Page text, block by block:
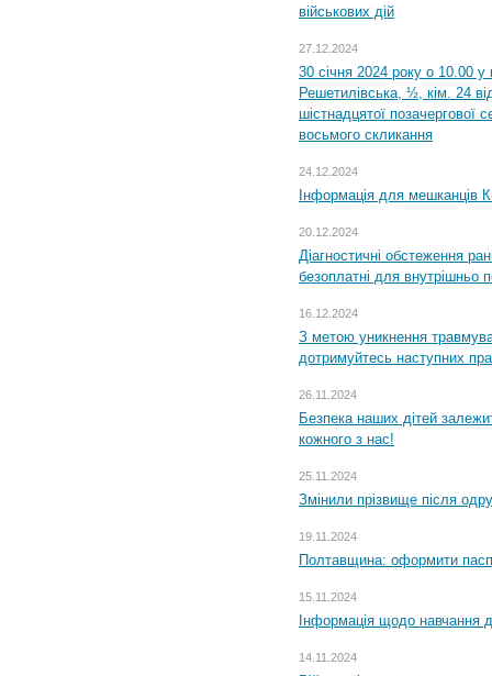
військових дій
27.12.2024
30 січня 2024 року о 10.00 у
Решетилівська, ½, кім. 24
шістнадцятої позачергової
восьмого скликання
24.12.2024
Інформація для мешканців
20.12.2024
Діагностичні обстеження
безоплатні для внутрішньо
16.12.2024
З метою уникнення
дотримуйтесь наступних
26.11.2024
Безпека наших дітей
кожного з нас!
25.11.2024
Змінили прізвище після
19.11.2024
Полтавщина: оформити
15.11.2024
Інформація щодо навчання
14.11.2024